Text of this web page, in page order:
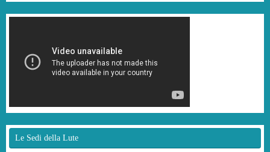
Le Sedi della Lute